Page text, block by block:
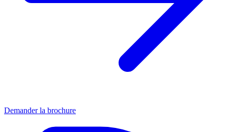
Demander la brochure